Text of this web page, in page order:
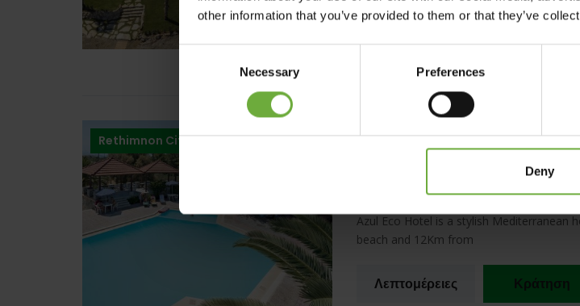
other information that you’ve provided to them or that they’ve
Consent
Necessary Preferences
Deny
warm welcoming
Rethimnon City – Crete + Azul Eco Hotel
Azul Eco Hotel is a stylish Mediterranean
beach and 12Km from
Λεπτομέρειες Κράτηση